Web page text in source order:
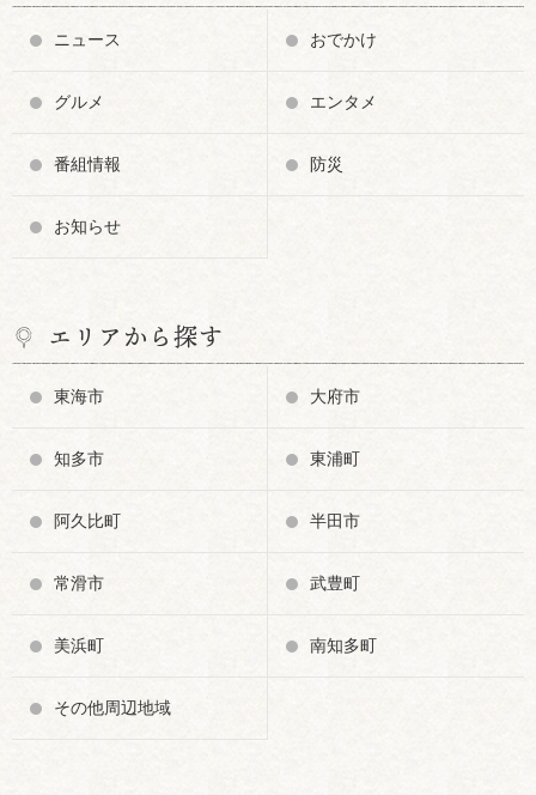
ニュース おでかけ
グルメ エンタメ
番組情報 防災
お知らせ
エリアから探す
東海市 大府市
知多市 東浦町
阿久比町 半田市
常滑市 武豊町
美浜町 南知多町
その他周辺地域